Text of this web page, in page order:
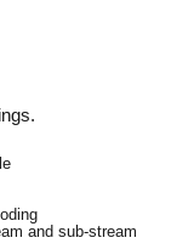
and sub-stream